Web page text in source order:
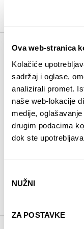
Ova web-stranica
Kolačiće
sadržaj i oglase,
analizirali promet.
naše web-lokacije
medije,
drugim podacima
dok ste
pristanka
NUŽNI
ZA POSTAVKE
13. 11. 2017.
Grad
Znali smo da na
ima puno ljudi
Punta Arenasu.
njih pomoći sa
hrvatskog
Claudio
svom domu.